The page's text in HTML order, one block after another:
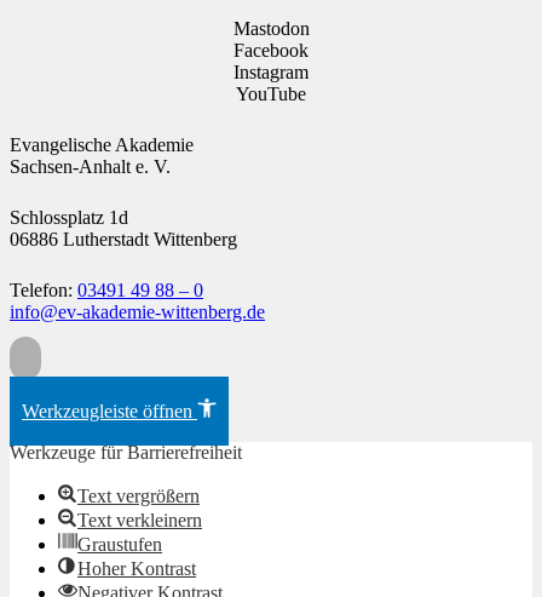
Mastodon
Facebook
Instagram
YouTube
Evangelische Akademie
Sachsen-Anhalt e. V.
Schlossplatz 1d
06886 Lutherstadt Wittenberg
Telefon: 03491 49 88 – 0
info@ev-akademie-wittenberg.de
Werkzeugleiste öffnen
Werkzeuge für Barrierefreiheit
Text vergrößern
Text verkleinern
Graustufen
Hoher Kontrast
Negativer Kontrast